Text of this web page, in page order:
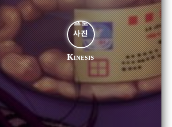
Kinesis